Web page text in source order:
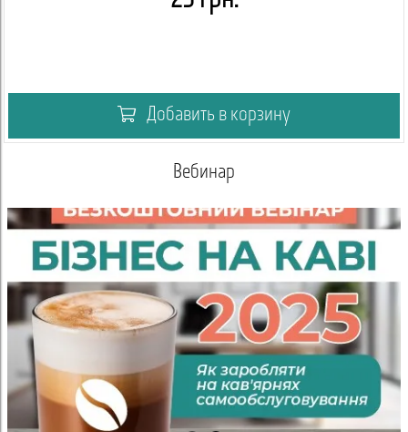
Добавить в корзину
Академия кофейный вендинг